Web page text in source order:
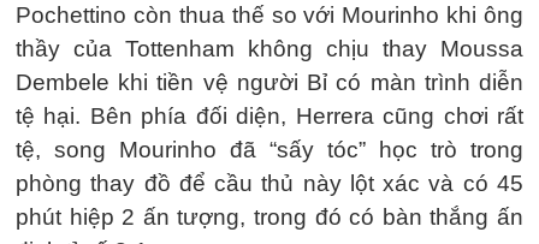
Pochettino còn thua thế so với Mourinho khi ông
thầy của Tottenham không chịu thay Moussa
Dembele khi tiền vệ người Bỉ có màn trình diễn
tệ hại. Bên phía đối diện, Herrera cũng chơi rất
tệ, song Mourinho đã “sấy tóc” học trò trong
phòng thay đồ để cầu thủ này lột xác và có 45
phút hiệp 2 ấn tượng, trong đó có bàn thắng ấn